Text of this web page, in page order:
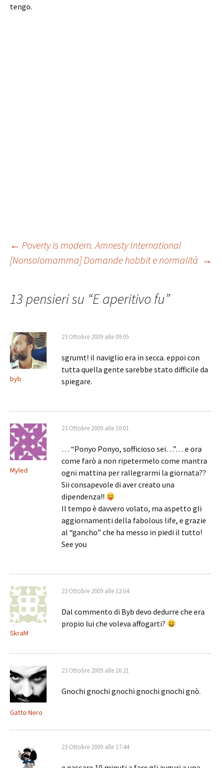
tengo.
Navigazione
← Poverty is modern. Amnesty International
[Nonsolomamma] Domande hobbit e normalità →
13 pensieri su “E aperitivo fu”
byb
23 Ottobre 2009 alle 09:05
sgrumt! il naviglio era in secca. eppoi con
tutta quella gente sarebbe stato difficile da
spiegare.
Myled
23 Ottobre 2009 alle 10:01
… “Ponyo Ponyo, sofficioso sei…”… e ora
come farò a non ripetermelo come mantra
ogni mattina per rallegrarmi la giornata??
Sii consapevole di aver creato una
dipendenza!!
Il tempo è davvero volato, ma aspetto gli
aggiornamenti della fabolous life, e grazie
al “gancho” che ha messo in piedi il tutto!
See you
SkraM
23 Ottobre 2009 alle 12:04
Dal commento di Byb devo dedurre che era
propio lui che voleva affogarti?
Gatto Nero
23 Ottobre 2009 alle 16:21
Gnochi gnochi gnochi gnochi gnochi gnò.
23 Ottobre 2009 alle 17:44